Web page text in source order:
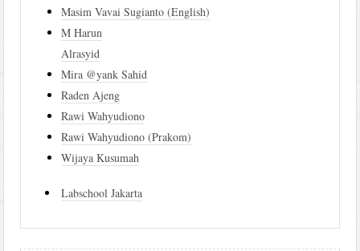
Masim Vavai Sugianto (English)
M Harun
Alrasyid
Mira @yank Sahid
Raden Ajeng
Rawi Wahyudiono
Rawi Wahyudiono (Prakom)
Wijaya Kusumah
Labschool Jakarta